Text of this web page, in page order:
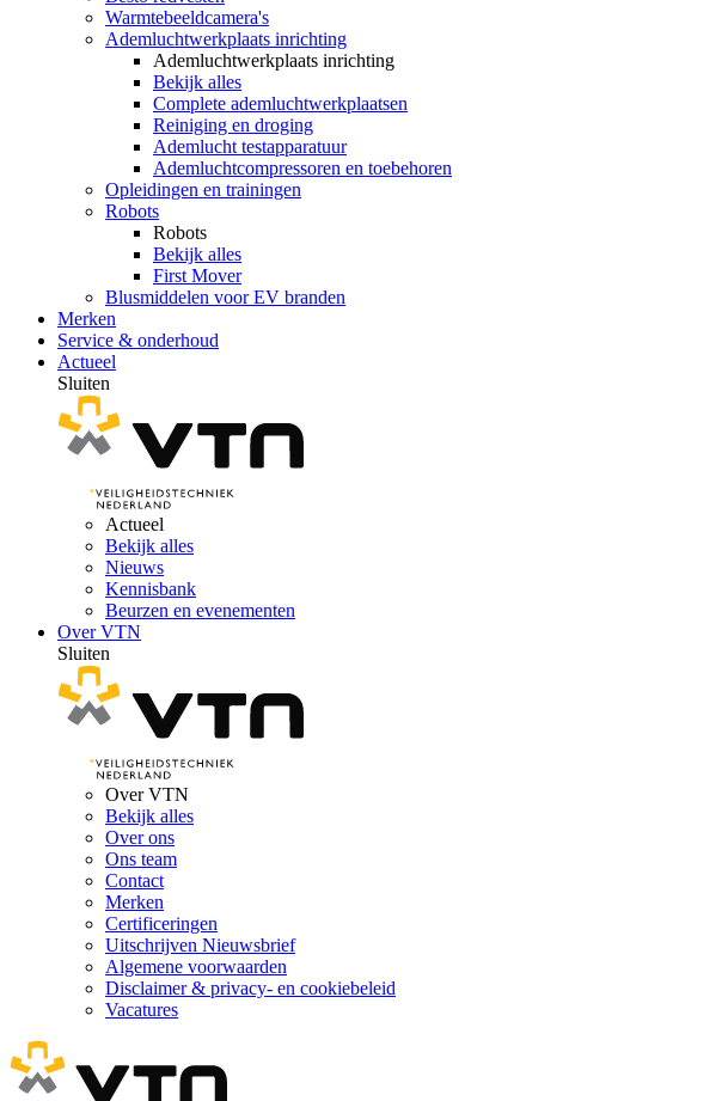
Warmtebeeldcamera's
Ademluchtwerkplaats inrichting
Ademluchtwerkplaats inrichting
Bekijk alles
Complete ademluchtwerkplaatsen
Reiniging en droging
Ademlucht testapparatuur
Ademluchtcompressoren en toebehoren
Opleidingen en trainingen
Robots
Robots
Bekijk alles
First Mover
Blusmiddelen voor EV branden
Merken
Service & onderhoud
Actueel
Sluiten
Actueel
Bekijk alles
Nieuws
Kennisbank
Beurzen en evenementen
Over VTN
Sluiten
Over VTN
Bekijk alles
Over ons
Ons team
Contact
Merken
Certificeringen
Uitschrijven Nieuwsbrief
Algemene voorwaarden
Disclaimer & privacy- en cookiebeleid
Vacatures